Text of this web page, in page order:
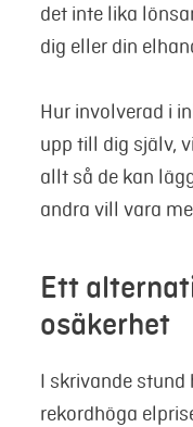
det inte lika
dig eller din
Hur involverad i
upp till dig själv,
allt så de kan
andra vill vara
Ett
osäkerhet
I skrivande stund
rekordhöga